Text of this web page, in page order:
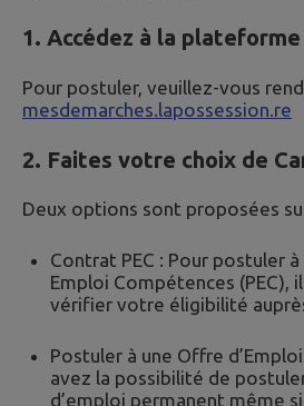
1. Accédez à la
Pour postuler, veuillez-vous
mesdemarches.lapossession.re
2. Faites votre choix de
Deux options sont proposées
Contrat PEC : Pour postuler
Emploi Compétences (PEC),
vérifier votre éligibilité
Postuler à une Offre
avez la possibilité de
d’emploi permanent même